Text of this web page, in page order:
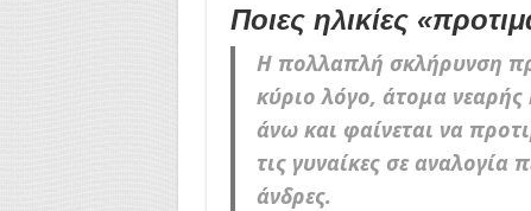
Ποιες ηλικίες
Η πολλαπλή σκλήρυνση
κύριο λόγο, άτομα νεαρής
άνω και φαίνεται να
τις γυναίκεςσε αναλογία
άνδρες.